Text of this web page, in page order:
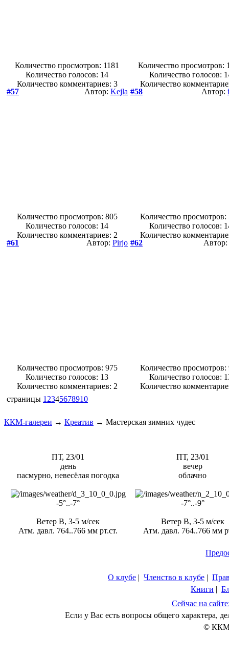
Количество просмотров: 1181
Количество голосов: 14
Количество комментариев: 3
Количество просмотров:
Количество голосов:
Количество
#57
Автор: Kejla
Количество просмотров: 805
Количество голосов: 14
Количество комментариев: 2
#58 Автор:
Количество просмотров:
Количество голосов:
Количество
#61
Автор: Pirjo
Количество просмотров: 975
Количество голосов: 13
Количество комментариев: 2
#62 Автор:
Количество просмотров:
Количество голосов:
Количество
страницы 1 2345678910
ККМ-галереи → Креатив → Мастерская зимних чудес
ПТ, 23/01
день
пасмурно, невесёлая погодка
-5°..-7°
Ветер В, 3-5 м/сек
Атм. давл. 764..766 мм рт.ст.
ПТ, 23/01
вечер
облачно
-7°..-9°
Ветер В, 3-5 м/сек
Атм. давл. 764..766 мм
О клубе | Членство в клубе |
Книги |
Сейчас на
Если у Вас есть вопросы общего характера,
© ККМ